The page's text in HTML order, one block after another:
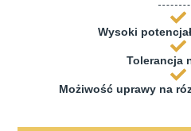
Wysoki
Tolerancja
Możiwość uprawy na